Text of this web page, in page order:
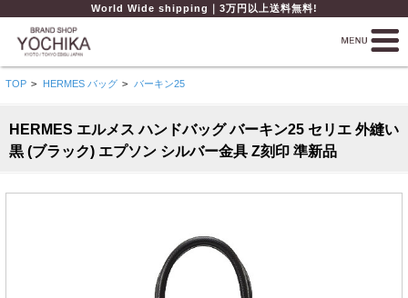
World Wide shipping｜3万円以上送料無料!
TOP > HERMES バッグ > バーキン25
HERMES エルメス ハンドバッグ バーキン25 セリエ 外縫い
黒 (ブラック) エプソン シルバー金具 Z刻印 準新品